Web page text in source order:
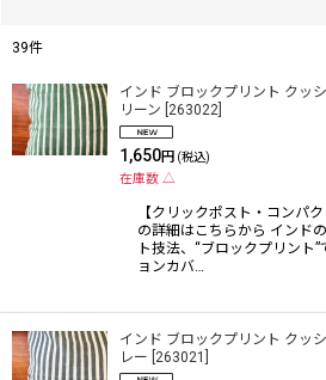
表示数:
絞り込む
39件
インド ブロックプリント クッ
リーン 263022
1,650円 (税込)
在庫数 △
【クリックポスト・コンパ
の詳細はこちらから インド
ト技法、“ブロックプリント
ョンカバ…
インド ブロックプリント クッ
レー 263021